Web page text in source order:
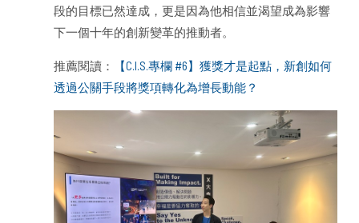
段的目標已然達成，更是因為他相信並渴望成為影響
下一個十年的創新變革的推動者。
推薦閱讀：
【C.I.S.專欄 #6】獲獎才是起點，新創如何
透過公關手段將獎項轉化為增長動能？